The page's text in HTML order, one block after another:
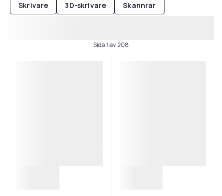
Skrivare 3D-skrivare Skannrar
Sida 1 av 208